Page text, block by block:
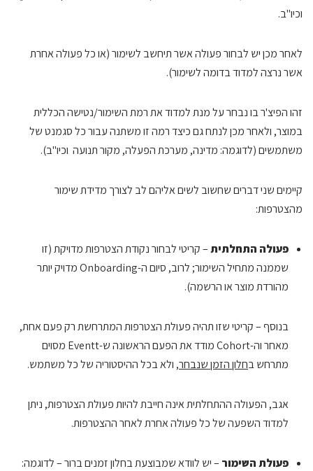
וכיו"ב.
לאחר מכן יש לבחור פעולה אשר תיחשב לשימור (או כל פעולה אחרת
אשר נרצה למדוד בדומה לשימור).
זהו הפיצ'ר בו נבחר על מנת למדוד את רמת השימור/נטישה הכללית
במוצר, ולאחר מכן לנתח גם כיצד רמה זו משתנה עבור כל סגמנט של
משתמשים (לדוגמה: מדינה, מערכת הפעלה, מקור תנועה וכיו"ב).
קיימים שני דברים שחשוב לשים אליהם לב לצורך מדידת שימור
מהצטרפות:
פעולה התחלתית– קריטי לבחור נקודת הצטרפות מדויקת (זו
שממנה מתחיל השימור; לרוב, סיום ה-Onboarding מדויק יותר
מהורדת מוצר או הרשמה).
בנוסף – קריטי שזו תהיה פעולת הצטרפות המתרחשת רק פעם אחת,
מאחר וה-Cohort מודד את הפעם הראשונה ש-Eventt מסוים
מתרחש בחלון הזמן שנבחר, ולא בכל ההיסטוריה של כל משתמש.
אגב, הפעולה ההתחלתית אינה חייבת להיות פעולת הצטרפות, ניתן
למדוד השפעה של כל פעולה אחרת לאחר ההצטרפות.
פעולת השימור – יש לוודא שמבוצעת בחלון זמנים ברור – לדוגמה: